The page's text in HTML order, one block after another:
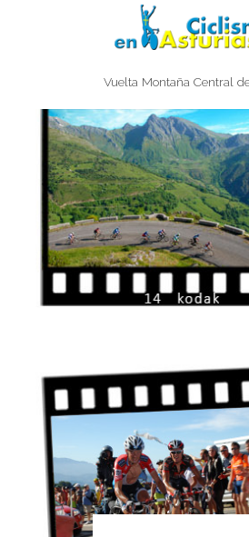
CICLISMO EN
Vuelta Montaña Central